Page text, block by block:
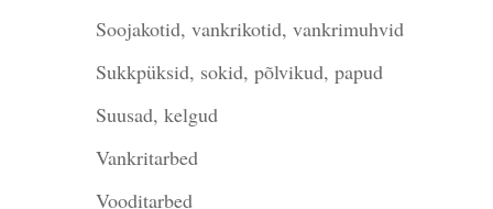
Soojakotid, vankrikotid, vankrimuhvid
Sukkpüksid, sokid, põlvikud, papud
Suusad, kelgud
Vankritarbed
Vooditarbed